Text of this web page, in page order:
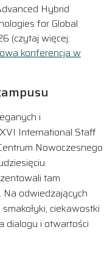
Hybrid
for Global
(czytaj więcej:
konferencja w
i
International Staff
Nowoczesnego
tam
odwiedzających
ciekawostki
dialogu i otwartości